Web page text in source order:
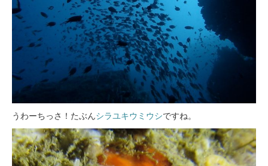
うわーちっさ！たぶんシラユキウミウシですね。